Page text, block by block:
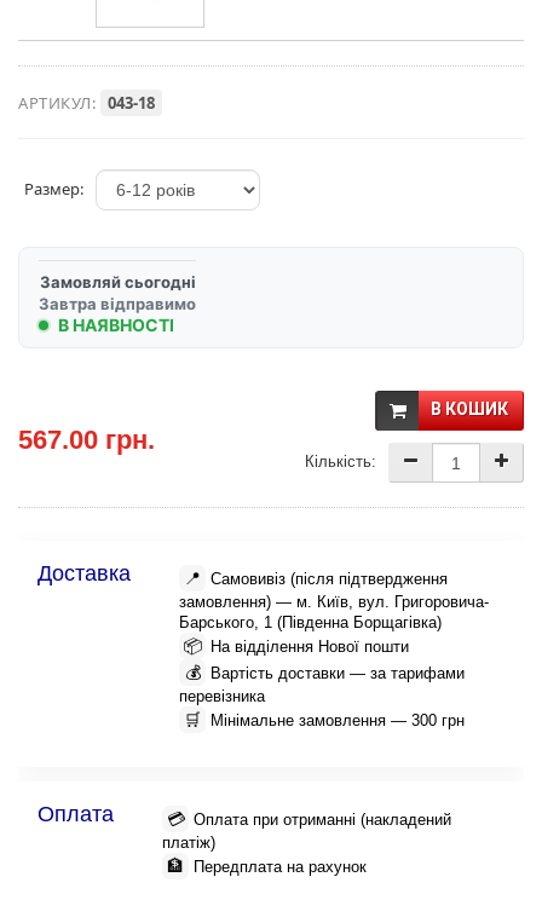
АРТИКУЛ: 043-18
Размер:
Замовляй сьогодні
Завтра відправимо
В НАЯВНОСТІ
567.00 грн.
В КОШИК
Кількість:
Доставка 📍 Самовивіз (після підтвердження
замовлення) — м. Київ, вул. Григоровича-
Барського, 1 (Південна Борщагівка)
📦 На відділення Нової пошти
💰
Вартість доставки — за тарифами
перевізника
🛒 Мінімальне замовлення — 300 грн
Оплата 💳 Оплата при отриманні (накладений
платіж)
🏦 Передплата на рахунок